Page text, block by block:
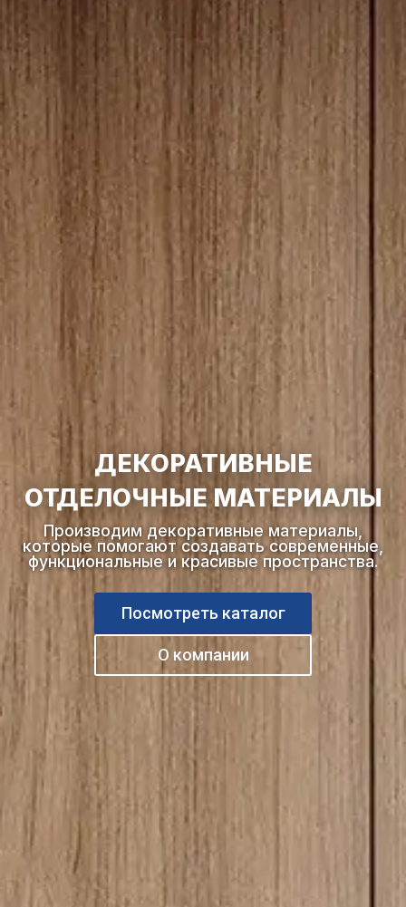
ДЕКОРАТИВНЫЕ
ОТДЕЛОЧНЫЕ МАТЕРИАЛЫ
Производим декоративные материалы,
которые помогают создавать современные,
функциональные и красивые пространства.
Посмотреть каталог
О компании